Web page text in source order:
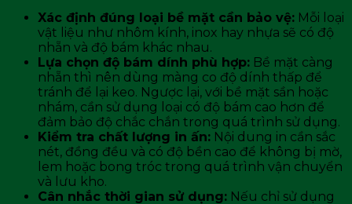
Xác định đúng loại bề mặt cần bảo vệ: Mỗi loại
vật liệu như nhôm kính, inox hay nhựa sẽ có độ
nhẵn và độ bám khác nhau.
Lựa chọn độ bám dính phù hợp: Bề mặt càng
nhẵn thì nên dùng màng co độ dính thấp để
tránh để lại keo. Ngược lại, với bề mặt sần hoặc
nhám, cần sử dụng loại có độ bám cao hơn để
đảm bảo độ chắc chắn trong quá trình sử dụng.
Kiểm tra chất lượng in ấn: Nội dung in cần sắc
nét, đồng đều và có độ bền cao để không bị mờ,
lem hoặc bong tróc trong quá trình vận chuyển
và lưu kho.
Cân nhắc thời gian sử dụng: Nếu chỉ sử dụng